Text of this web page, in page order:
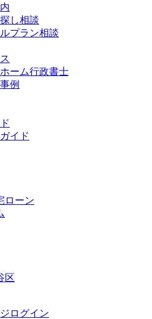
し相談
プラン相談
ーム行政書士
例
イド
ローン
区
ログイン